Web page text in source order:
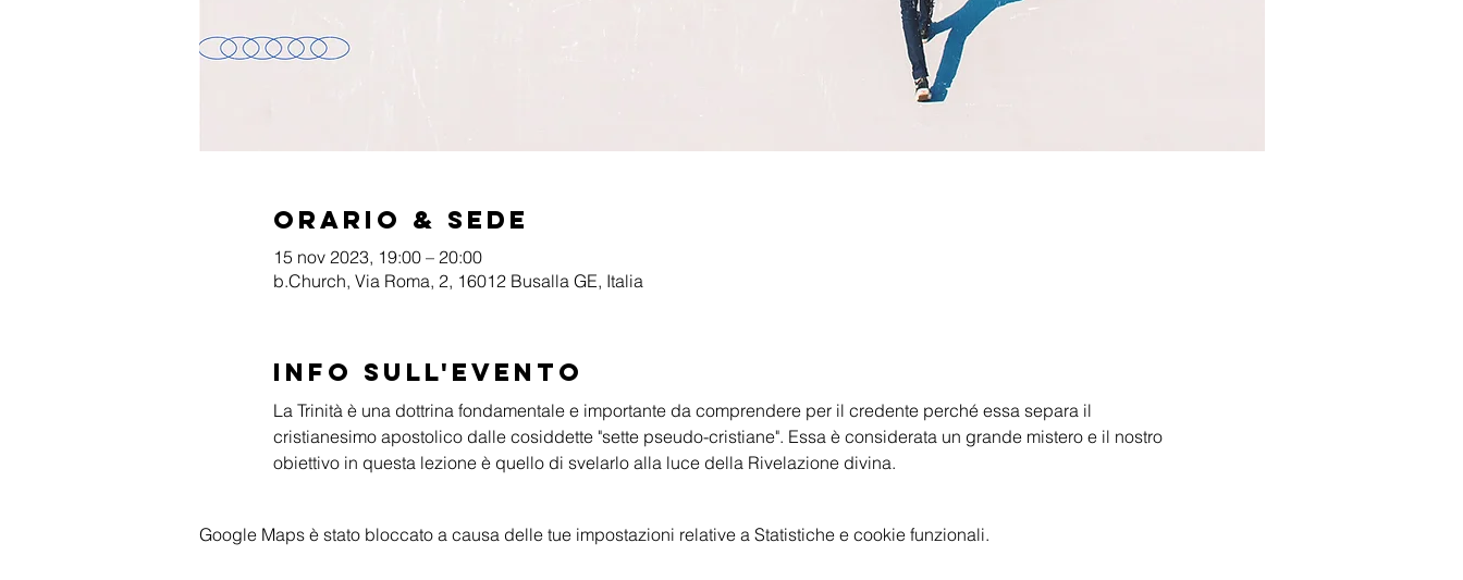
Orario & Sede
15 nov 2023, 19:00 – 20:00
b.Church, Via Roma, 2, 16012 Busalla GE, Italia
Info sull'evento
La Trinità è una dottrina fondamentale e importante da comprendere per il credente perché essa separa il
cristianesimo apostolico dalle cosiddette "sette pseudo-cristiane". Essa è considerata un grande mistero e il nostro
obiettivo in questa lezione è quello di svelarlo alla luce della Rivelazione divina.
Google Maps è stato bloccato a causa delle tue impostazioni relative a Statistiche e cookie funzionali.